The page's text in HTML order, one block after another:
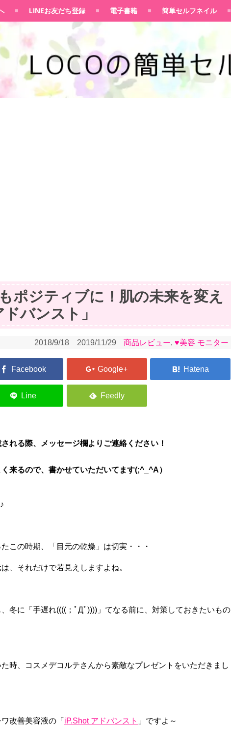
LINEお友だち登録 電子書籍 簡単セルフネイル
ポジティブに！肌の未来を変え
バンスト」
2018/9/18 2019/11/29 商品レビュー, ♥美容 モニター
れる際、メッセージ欄よりご連絡ください！
来るので、書かせていただいてます(;^_^A）
この時期、「目元の乾燥」は切実・・・
、それだけで若見えしますよね。
冬に「手遅れ((((；ﾟДﾟ))))」てなる前に、対策しておきたいもの
時、コスメデコルテさんから素敵なプレゼントをいただきまし
改善美容液の「 iP.Shot アドバンスト 」ですよ～